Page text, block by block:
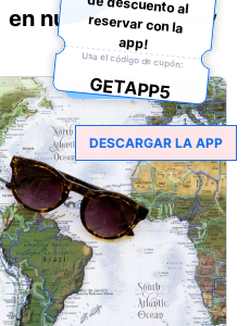
en nuestro blog hay
app!
Usa el código de cupón:
GETAPP5
DESCARGAR LA APP